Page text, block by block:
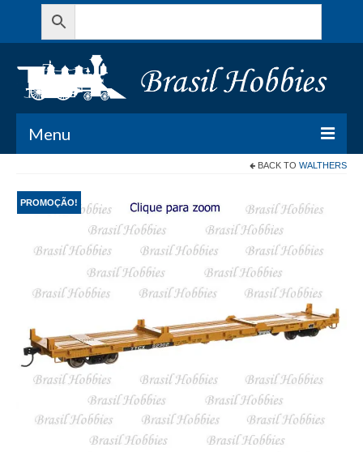
Menu
Meu Carrinho
Minha conta
BACK TO WALTHERS
PROMOÇÃO!